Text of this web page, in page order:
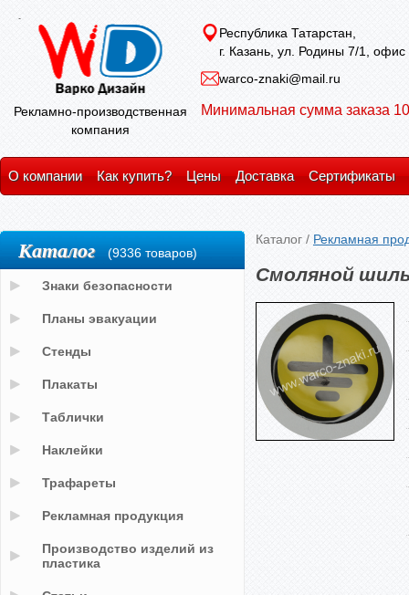
Рекламно-производственная
компания
Республика Татарстан,
г. Казань, ул. Родины 7/1, офис
warco-znaki@mail.ru
Минимальная сумма заказа
О компании Как купить? Цены Доставка Сертификаты
Каталог / Рекламная
Смоляной
Каталог (9336 товаров)
Знаки безопасности
Планы эвакуации
Стенды
Плакаты
Таблички
Наклейки
Трафареты
Рекламная продукция
Производство изделий из
пластика